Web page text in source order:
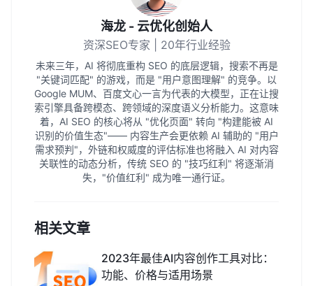
海龙 - 云优化创始人
资深SEO专家 | 20年行业经验
未来三年，AI 将彻底重构 SEO 的底层逻辑，搜索不再是
"关键词匹配" 的游戏，而是 "用户意图理解" 的竞争。以
Google MUM、百度文心一言为代表的大模型，正在让搜
索引擎具备跨模态、跨领域的深度语义分析能力。这意味
着，AI SEO 的核心将从 "优化页面" 转向 "构建能被 AI
识别的价值生态"—— 内容生产会更依赖 AI 辅助的 "用户
需求预判"，外链和权威度的评估标准也将融入 AI 对内容
关联性的动态分析，传统 SEO 的 "技巧红利" 将逐渐消
失，"价值红利" 成为唯一通行证。
相关文章
2023年最佳AI内容创作工具对比：
功能、价格与适用场景